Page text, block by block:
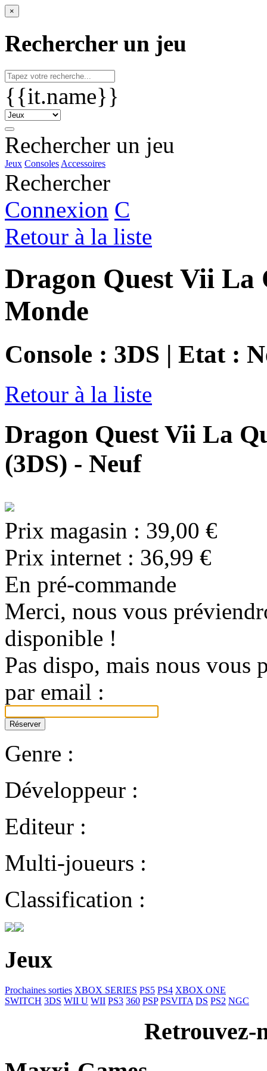
×
Rechercher un jeu
{{it.name}}
Rechercher un jeu
Jeux Consoles Accessoires
Rechercher
Connexion C
Retour à la liste
Dragon Quest Vii La
Monde
Console : 3DS | Etat :
Retour à la liste
Dragon Quest Vii La
(3DS) - Neuf
Prix magasin : 39,00 €
Prix internet : 36,99 €
En pré-commande
Merci, nous vous
disponible !
Pas dispo, mais nous vous
par email :
Genre :
Développeur :
Editeur :
Multi-joueurs :
Classification :
Jeux
Prochaines sorties XBOX SERIES PS5 PS4 XBOX ONE
SWITCH 3DS WII U WII PS3 360 PSP PSVITA DS PS2 NGC
Retrouvez-